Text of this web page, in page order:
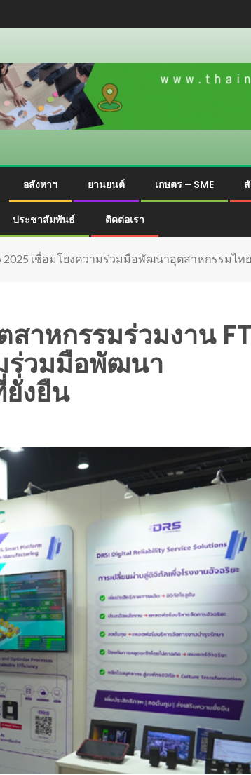
อสังหาฯ ยานยนต์ เกษตร – SME
ประชาสัมพันธ์ ติดต่อเรา
2025 เชื่อมโยงความร่วมมือพัฒนาอุตสาหกรรมไ
าหกรรมร่วมงาน
ร่วมมือพัฒนา
งยืน